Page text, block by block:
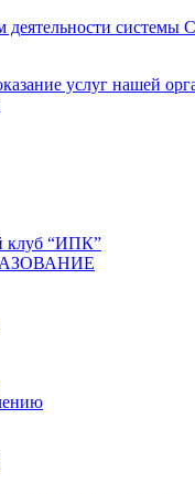
деятельности системы
услуг нашей
клуб “ИПК”